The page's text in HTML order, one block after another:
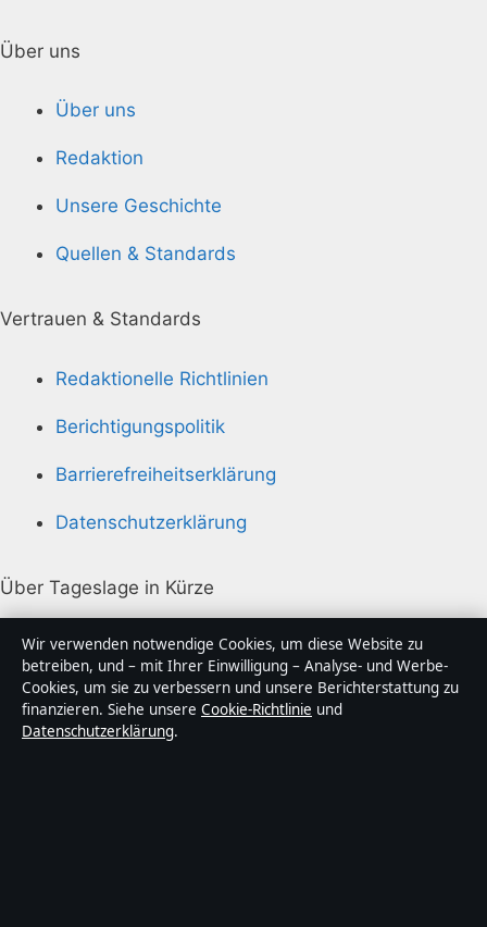
Über uns
Über uns
Redaktion
Unsere Geschichte
Quellen & Standards
Vertrauen & Standards
Redaktionelle Richtlinien
Berichtigungspolitik
Barrierefreiheitserklärung
Datenschutzerklärung
Über Tageslage in Kürze
Tageslage ist ein unabhängiger digitaler
Nachrichtenanbieter mit Fokus auf Politik, Wirtschaft,
Technik und Gesellschaft in Deutschland. Jeder Artikel
trägt eine Byline, wird von einem Redakteur geprüft
und vor der Veröffentlichung faktengecheckt.
Wir verwenden notwendige Cookies, um diese Website zu
betreiben, und – mit Ihrer Einwilligung – Analyse- und Werbe-
Cookies, um sie zu verbessern und unsere Berichterstattung zu
finanzieren. Siehe unsere Cookie-Richtlinie und
Datenschutzerklärung.